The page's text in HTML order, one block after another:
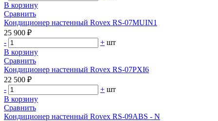
В корзину
Сравнить
Кондиционер настенный Rovex RS-07MUIN1
25 900 ₽
-
+ шт
В корзину
Сравнить
Кондиционер настенный Rovex RS-07PXI6
22 500 ₽
-
+ шт
В корзину
Сравнить
Кондиционер настенный Rovex RS-09ABS - N